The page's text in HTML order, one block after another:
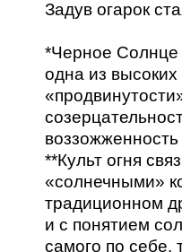
Задув огарок
*Черное Солнце
одна из высоких
**Культ огня
«солнечными»
традиционном
и с понятием
самого по себе,